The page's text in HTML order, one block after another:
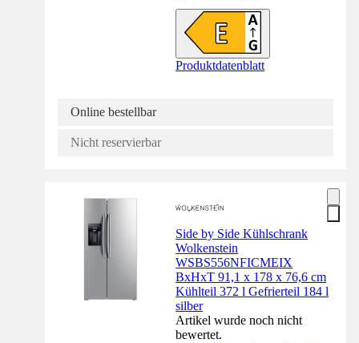
Produktdatenblatt
Online bestellbar
Nicht reservierbar
Side by Side Kühlschrank
Wolkenstein
WSBS556NFICMEIX
BxHxT 91,1 x 178 x 76,6 cm
Kühlteil 372 l Gefrierteil 184 l
silber
Artikel wurde noch nicht
bewertet.